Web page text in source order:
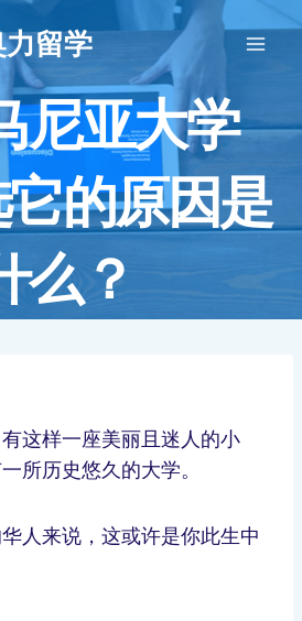
留学
尼亚大学
的原因是
么？
这样一座美丽且迷人的小
所历史悠久的大学。
人来说，这或许是你此生中